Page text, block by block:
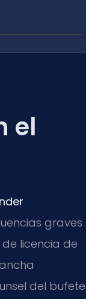
el
graves
licencia de
del bufete